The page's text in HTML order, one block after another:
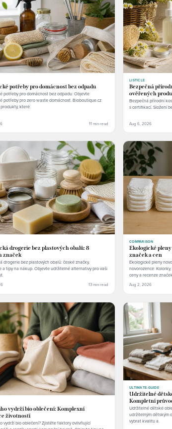
potřeby pro domácnost bez odpadu
potřeby pro domácnost bez odpadu: Objevte
potřeby pro zero waste domácnost. Bioboutique.cz
které.
11 min read
LISTICLE
Bezpečná
ověřených
Bezpečná přírodní
s certifikací. Složení
Aug 6, 2026
drogerie bez plastových obalů: 8
značek
drogerie bez plastových obalů: české značky,
a tipy na nákup. Objevte udržitelné alternativy pro vaši
13 min read
COMPARISON
Ekologické
značek a cen
Ekologické pleny
novorozence:
ceny a recenze
Aug 2, 2026
vydrží bio oblečení: Komplexní
životností
vydrží bio oblečení? Zjistěte faktory ovlivňující
ULTIMATE-GUIDE
Udržitelné
Kompletní
Udržitelné dětské
udržitelným dětským
vybrat kvalitu a.